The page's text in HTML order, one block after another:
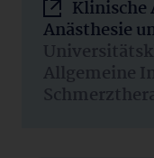
Klinische
Anästhesie
Allgemeine